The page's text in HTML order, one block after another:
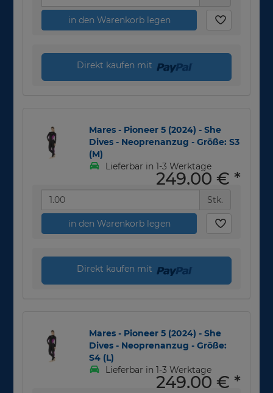
in den Warenkorb legen
Direkt kaufen mit
Mares - Pioneer 5 (2024) - She
Dives - Neoprenanzug - Größe: S3
(M)
Lieferbar in 1-3 Werktage
249,00 € *
Stk.
in den Warenkorb legen
Direkt kaufen mit
Mares - Pioneer 5 (2024) - She
Dives - Neoprenanzug - Größe:
S4 (L)
Lieferbar in 1-3 Werktage
249,00 € *